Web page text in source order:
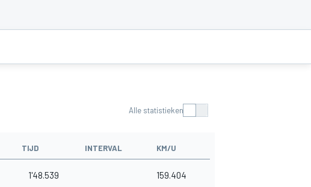
Alle statistieken
TIJD INTERVAL KM/U
1'48.539 159.404